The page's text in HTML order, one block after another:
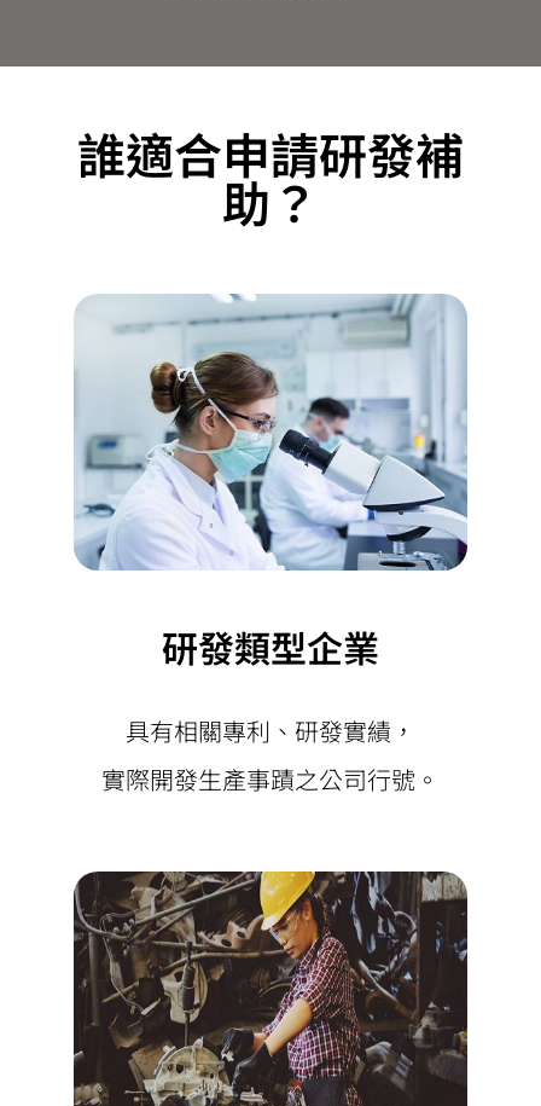
誰適合申請研發補
助？
研發類型企業
具有相關專利、研發實績，
實際開發生產事蹟之公司行號。